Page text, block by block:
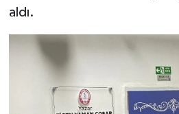
aldı.